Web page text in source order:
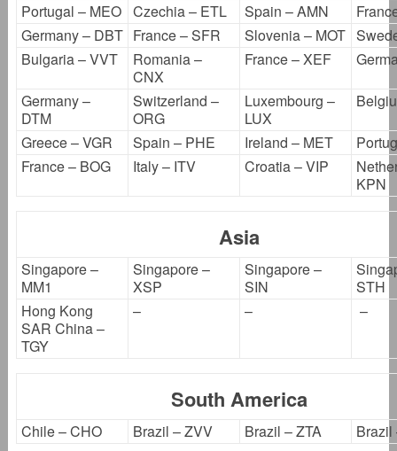
Portugal – MEO Czechia – ETL Spain – AMN
Germany – DBT France – SFR Slovenia – MOT
Bulgaria – VVT
Romania –
CNX
France – XEF
Germany –
DTM
Switzerland –
ORG
Luxembourg –
LUX
Greece – VGR Spain – PHE Ireland – MET
France – BOG
Italy – ITV Croatia – VIP
KPN
Asia
Singapore –
MM1
Singapore –
XSP
Singapore –
SIN
STH
Hong Kong
SAR China –
TGY
– – –
South America
Chile – CHO Brazil – ZVV Brazil – ZTA Brazil